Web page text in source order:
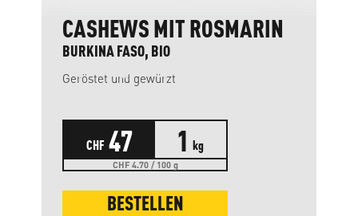
CASHEWS MIT ROSMARIN
BURKINA FASO, BIO
Geröstet und gewürzt
CHF 47 1 kg
CHF 4.70 / 100 g
BESTELLEN